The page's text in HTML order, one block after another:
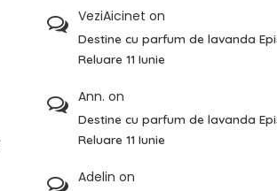
VeziAicinet on
Destine cu parfum de lavanda
Reluare 11 Iunie
Ann. on
Destine cu parfum de lavanda
Reluare 11 Iunie
Adelin on